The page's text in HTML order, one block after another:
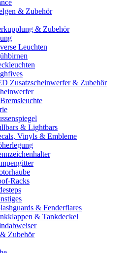
& Zubehör
& Zubehör
Leuchten
Zusatzscheinwerfer & Zubehör
& Lightbars
Vinyls & Embleme
Racks
& Fenderflares
& Tankdeckel
Zubehör